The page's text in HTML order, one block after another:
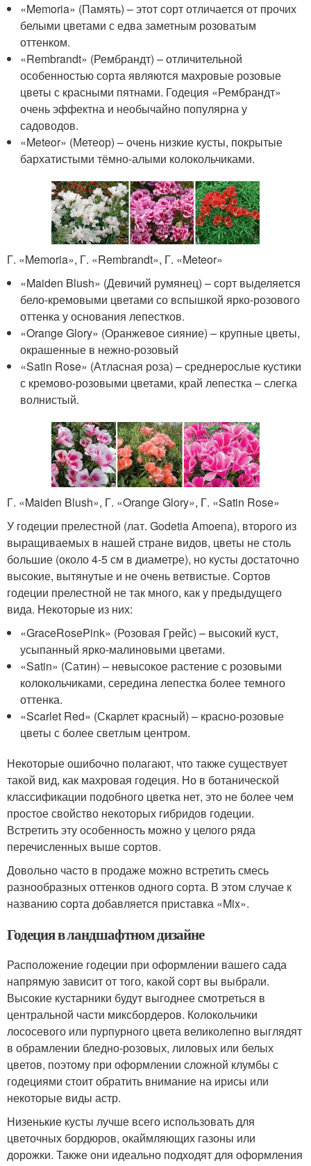
«Memoria» (Память) – этот сорт отличается от прочих
белыми цветами с едва заметным розоватым
оттенком.
«Rembrandt» (Рембрандт) – отличительной
особенностью сорта являются махровые розовые
цветы с красными пятнами. Годеция «Рембрандт»
очень эффектна и необычайно популярна у
садоводов.
«Meteor» (Метеор) – очень низкие кусты, покрытые
бархатистыми тёмно-алыми колокольчиками.
Г. «Memoria», Г. «Rembrandt», Г. «Meteor»
«Maiden Blush» (Девичий румянец) – сорт выделяется
бело-кремовыми цветами со вспышкой ярко-розового
оттенка у основания лепестков.
«Orange Glory» (Оранжевое сияние) – крупные цветы,
окрашенные в нежно-розовый
«Satin Rose» (Атласная роза) – среднерослые кустики
с кремово-розовыми цветами, край лепестка – слегка
волнистый.
Г. «Maiden Blush», Г. «Orange Glory», Г. «Satin Rose»
У годеции прелестной (лат. Godetia Amoena), второго из
выращиваемых в нашей стране видов, цветы не столь
большие (около 4-5 см в диаметре), но кусты достаточно
высокие, вытянутые и не очень ветвистые. Сортов
годеции прелестной не так много, как у предыдущего
вида. Некоторые из них:
«GraceRosePink» (Розовая Грейс) – высокий куст,
усыпанный ярко-малиновыми цветами.
«Satin» (Сатин) – невысокое растение с розовыми
колокольчиками, середина лепестка более темного
оттенка.
«Scarlet Red» (Скарлет красный) – красно-розовые
цветы с более светлым центром.
Некоторые ошибочно полагают, что также существует
такой вид, как махровая годеция. Но в ботанической
классификации подобного цветка нет, это не более чем
простое свойство некоторых гибридов годеции.
Встретить эту особенность можно у целого ряда
перечисленных выше сортов.
Довольно часто в продаже можно встретить смесь
разнообразных оттенков одного сорта. В этом случае к
названию сорта добавляется приставка «Mix».
Годеция в ландшафтном дизайне
Расположение годеции при оформлении вашего сада
напрямую зависит от того, какой сорт вы выбрали.
Высокие кустарники будут выгоднее смотреться в
центральной части миксбордеров. Колокольчики
лососевого или пурпурного цвета великолепно выглядят
в обрамлении бледно-розовых, лиловых или белых
цветов, поэтому при оформлении сложной клумбы с
годециями стоит обратить внимание на ирисы или
некоторые виды астр.
Низенькие кусты лучше всего использовать для
цветочных бордюров, окаймляющих газоны или
дорожки. Также они идеально подходят для оформления